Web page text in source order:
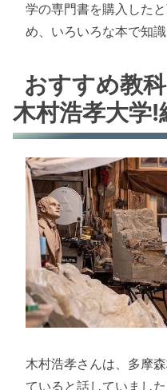
学の専門書を購入した
め、いろいろな本で知
おすすめ教
木村浩孝大学
木村浩孝さんは、多摩
ていると話していまし